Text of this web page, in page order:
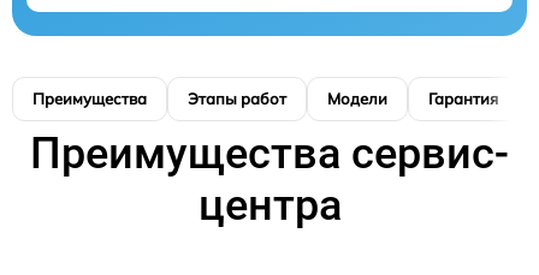
Преимущества Этапы работ Модели Гарантия
Преимущества сервис-
центра